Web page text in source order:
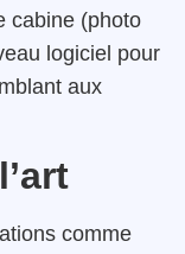
cabine (photo
logiciel pour
aux
comme